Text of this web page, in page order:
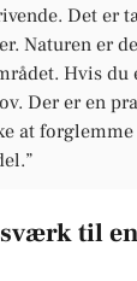
Det er
Naturen er
Hvis du
Der er en
at forglemme
til